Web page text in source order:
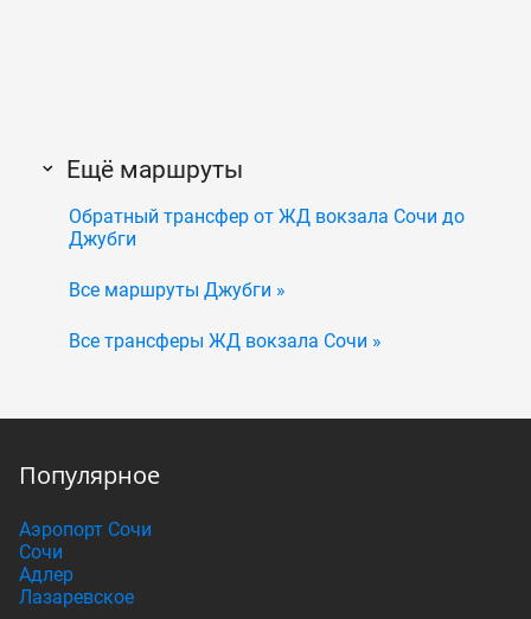
Ещё маршруты
Обратный трансфер от ЖД вокзала Сочи до
Джубги
Все маршруты Джубги »
Все трансферы ЖД вокзала Сочи »
Популярное
Аэропорт Сочи
Сочи
Адлер
Лазаревское